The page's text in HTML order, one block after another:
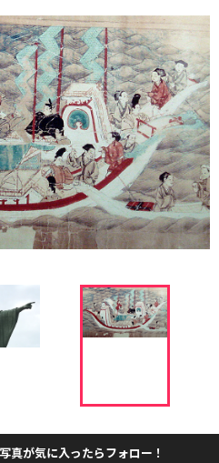
真が気に入ったらフォロー！